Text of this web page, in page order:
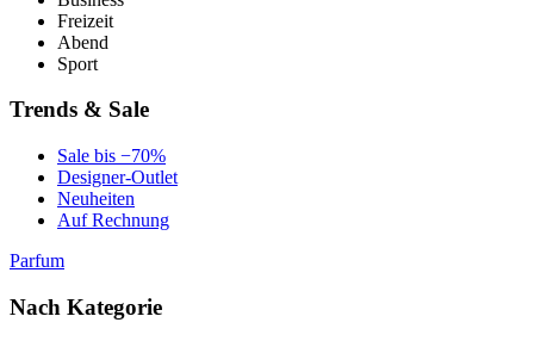
Freizeit
Abend
Sport
Trends & Sale
Sale bis −70%
Designer-Outlet
Neuheiten
Auf Rechnung
Parfum
Nach Kategorie